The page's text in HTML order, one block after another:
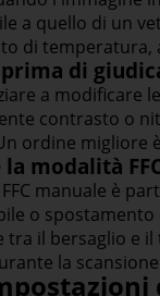
a quello di un
di temperatura,
di
a modificare
contrasto o
ordine migliore
modalità
FFC manuale è
o
tra il bersaglio e
la